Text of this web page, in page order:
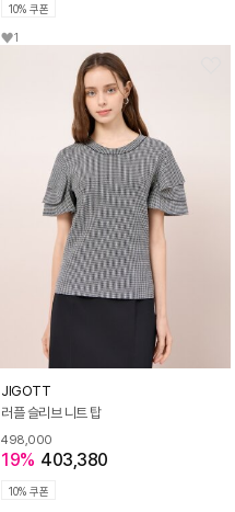
10% 쿠폰
1
JIGOTT
러플 슬리브 니트 탑
498,000
19% 403,380
10% 쿠폰